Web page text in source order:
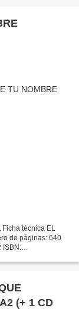
Ficha técnica EL
de páginas: 640
ISBN:
(+ 1 CD